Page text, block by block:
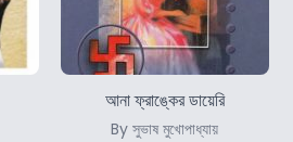
আনা ফ্রাঙ্কের ডায়েরি
By সুভাষ মুখোপাধ্যায়